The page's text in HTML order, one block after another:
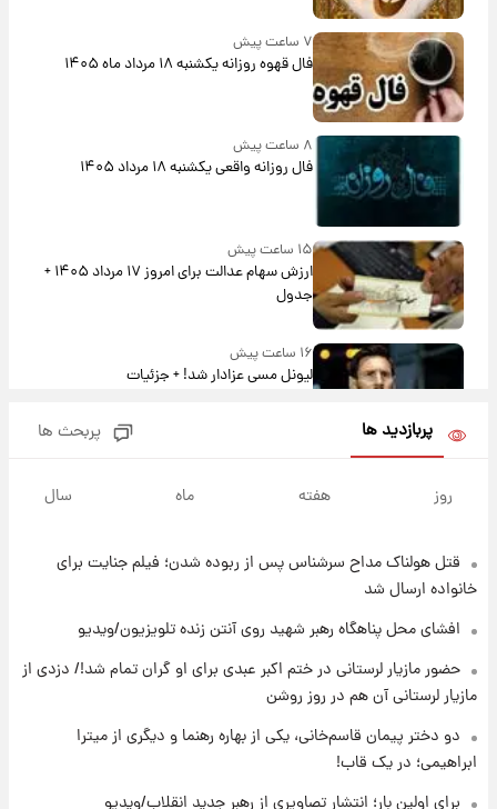
۷ ساعت پیش
فال قهوه روزانه یکشنبه ۱۸ مرداد ماه ۱۴۰۵
۸ ساعت پیش
فال روزانه واقعی یکشنبه ۱۸ مرداد ۱۴۰۵
۱۵ ساعت پیش
ارزش سهام عدالت برای امروز ۱۷ مرداد ۱۴۰۵ +
جدول
۱۶ ساعت پیش
لیونل مسی عزادار شد! + جزئیات
جهانی در آمریکا + فیلم
۱۹ ساعت پیش
۱۹ ساعت پیش
تصاویر عمامه بستن به شیوه خاتمی/ویدیو
افشای محل پناهگاه‌ رهبر شهید روی آنتن زنده
پربازدید ها پربحث ها
روز هفته ماه سال
قتل هولناک مداح سرشناس پس از ربوده شدن؛ فیلم جنایت برای
خانواده ارسال شد
افشای محل پناهگاه‌ رهبر شهید روی آنتن زنده تلویزیون/ویدیو
حضور مازیار لرستانی در ختم اکبر عبدی برای او گران تمام شد!/ دزدی از
مازیار لرستانی آن هم در روز روشن
دو دختر پیمان قاسم‌خانی، یکی از بهاره رهنما و دیگری از میترا
ابراهیمی؛ در یک قاب!
برای اولین بار؛ انتشار تصاویری از رهبر جدید انقلاب/ویدیو